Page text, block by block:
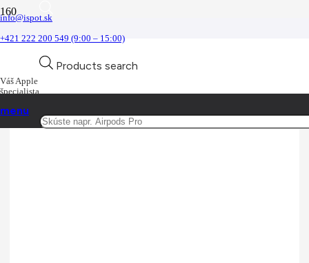
info@ispot.sk
+421 222 200 549 (9:00 – 15:00)
Váš Apple
špecialista
Products search
menu
Akciová ponuka
Akciová ponuka